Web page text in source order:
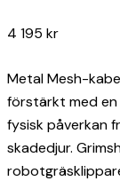
4 195 kr
Metal Mesh-
förstärkt med
fysisk påverkan
skadedjur.